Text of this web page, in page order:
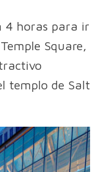
4 horas para ir
Square,
templo de Salt